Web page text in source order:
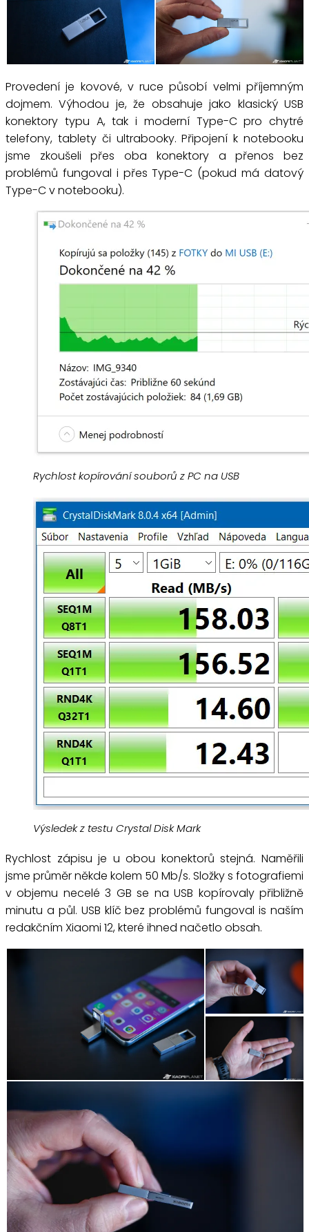
Provedení je kovové, v ruce působí velmi příjemným
dojmem. Výhodou je, že obsahuje jako klasický USB
konektory typu A, tak i moderní Type-C pro chytré
telefony, tablety či ultrabooky. Připojení k notebooku
jsme zkoušeli přes oba konektory a přenos bez
problémů fungoval i přes Type-C (pokud má datový
Type-C v notebooku).
Rychlost kopírování souborů z PC na USB
Výsledek z testu Crystal Disk Mark
Rychlost zápisu je u obou konektorů stejná. Naměřili
jsme průměr někde kolem 50 Mb/s. Složky s fotografiemi
v objemu necelé 3 GB se na USB kopírovaly přibližně
minutu a půl. USB klíč bez problémů fungoval is naším
redakčním Xiaomi 12, které ihned načetlo obsah.